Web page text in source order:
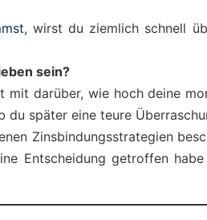
, wirst du ziemlich schnell
sein?
mit darüber, wie hoch deine
später eine teure
Zinsbindungsstrategien
Entscheidung getroffen